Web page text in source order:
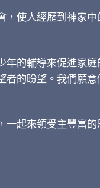
，使人經歷到神家
年的輔導來促進家
者的盼望。我們願
起來領受主豐富的